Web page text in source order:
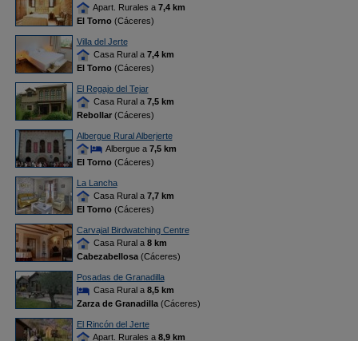
Apart. Rurales a 7,4 km
El Torno(Cáceres)
Villa del Jerte
Casa Rural a 7,4 km
El Torno(Cáceres)
El Regajo del Tejar
Casa Rural a 7,5 km
Rebollar(Cáceres)
Albergue Rural Alberjerte
Albergue a 7,5 km
El Torno(Cáceres)
La Lancha
Casa Rural a 7,7 km
El Torno(Cáceres)
Carvajal Birdwatching Centre
Casa Rural a 8 km
Cabezabellosa(Cáceres)
Posadas de Granadilla
Casa Rural a 8,5 km
Zarza de Granadilla(Cáceres)
El Rincón del Jerte
Apart. Rurales a 8,9 km